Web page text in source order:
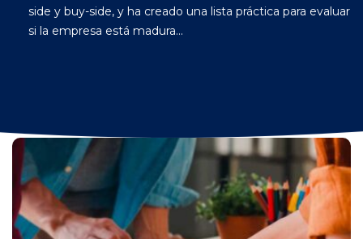
side y buy-side, y ha creado una lista práctica para evaluar
si la empresa está madura...